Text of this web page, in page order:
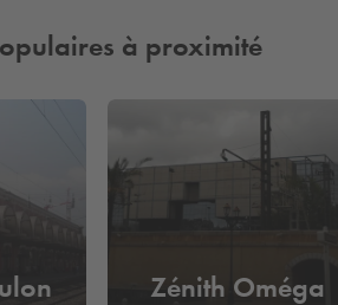
à proximité
Zénith Oméga